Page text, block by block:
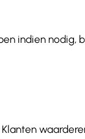
indien nodig,